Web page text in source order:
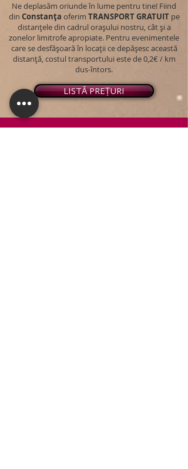
Ne deplasăm oriunde în lume pentru tine! Fiind
din Constanța oferim TRANSPORTGRATUITpe
distanțele din cadrul orașului nostru, cât și a
zonelor limitrofe apropiate. Pentru evenimentele
care se desfășoară în locații ce depășesc această
distanță, costul transportului este de 0,2€ / km
dus-întors.
LISTĂ PREȚURI